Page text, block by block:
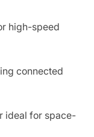
high-speed
connected
ideal for space-